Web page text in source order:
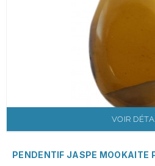
VOIR
PENDENTIF JASPE MOOKAITE